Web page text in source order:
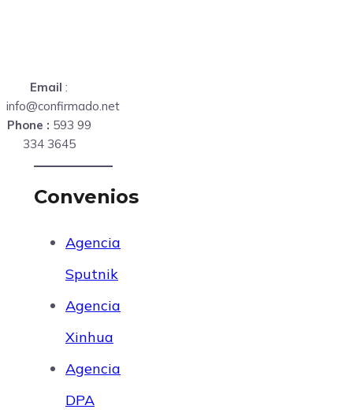
Email :
info@confirmado.net
Phone : 593 99
334 3645
Convenios
Agencia
Sputnik
Agencia
Xinhua
Agencia
DPA